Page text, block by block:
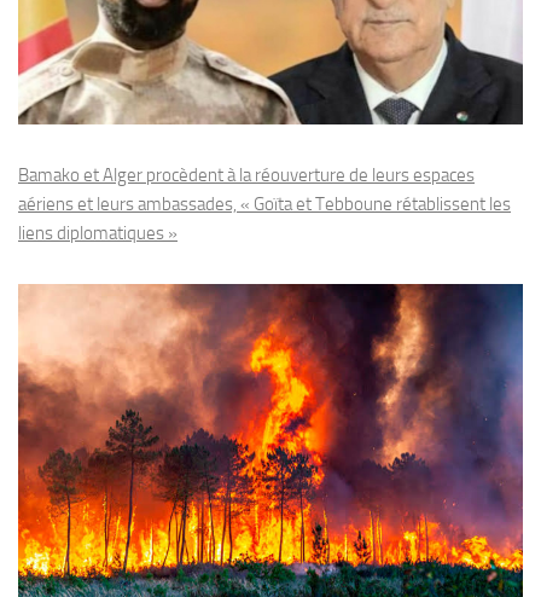
Bamako et Alger procèdent à la réouverture de leurs espaces
aériens et leurs ambassades, « Goïta et Tebboune rétablissent les
liens diplomatiques »